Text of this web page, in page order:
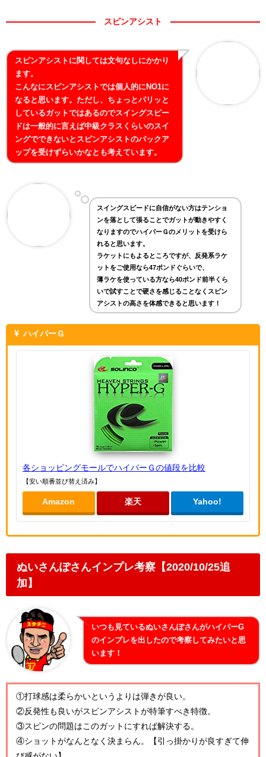
スピンアシスト
スピンアシストに関しては文句なしにかかり
ます。
こんなにスピンアシストでは個人的にNO1に
なると思います。ただし、ちょっとパリッと
しているガットではあるのでスイングスピー
ドは一般的に言えば中級クラスくらいのスイ
ングでできないとスピンアシストのバックア
ップを受けずらいかなとも考えています。
スイングスピードに自信がない方はテンショ
ンを落として張ることでガットが動きやすく
なりますのでハイパーＧのメリットを受けら
れると思います。
ラケットにもよるところですが、反発系ラケ
ットをご使用なら47ポンドぐらいで、
薄ラケを使っている方なら40ポンド前半くら
いで試すことで硬さを感じることなくスピン
アシストの高さを体感できると思います！
ハイパーＧ
各ショッピングモールでハイパーＧの値段を比較
【安い順番並び替え済み】
Amazon 楽天 Yahoo!
ぬいさんぽさんインプレ考察【2020/10/25追
加】
いつも見ているぬいさんぽさんがハイパーG
のインプレを出したので考察してみたいと思
います！
①打球感は柔らかいというよりは弾きが良い。
②反発性も良いがスピンアシストが特筆すべき特徴。
③スピンの問題はこのガットにすれば解決する。
④ショットがなんとなく決まらん。【引っ掛かりが良すぎて伸